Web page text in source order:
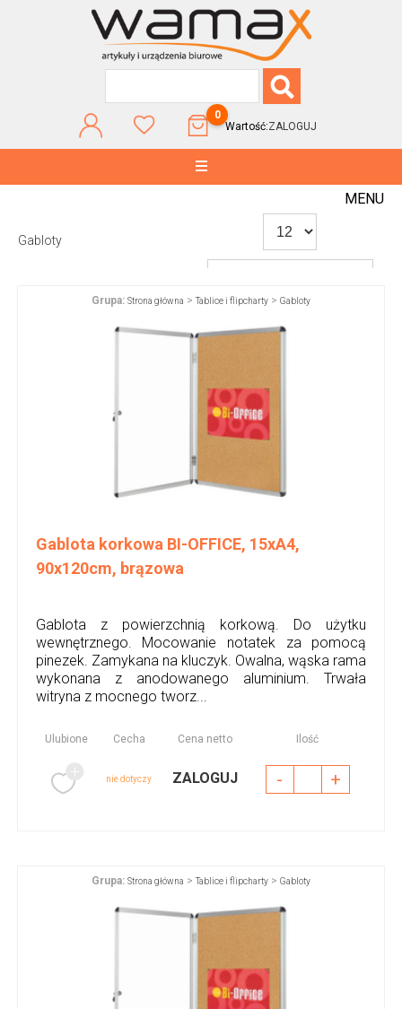
0
Wartość:ZALOGUJ
MENU
WG POPULARNOŚCI
Gabloty
Grupa: Strona główna >Tablice i flipcharty > Gabloty
Gablota korkowa BI-OFFICE, 15xA4,
90x120cm, brązowa
Gablota z powierzchnią korkową. Do użytku
wewnętrznego. Mocowanie notatek za pomocą
pinezek. Zamykana na kluczyk. Owalna, wąska rama
wykonana z anodowanego aluminium. Trwała
witryna z mocnego tworz...
Ulubione Cecha Cena netto Ilość
nie dotyczy ZALOGUJ - +
Grupa: Strona główna >Tablice i flipcharty > Gabloty